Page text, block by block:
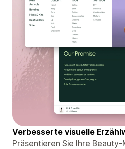
Verbesserte visuelle
Präsentieren Sie Ihre